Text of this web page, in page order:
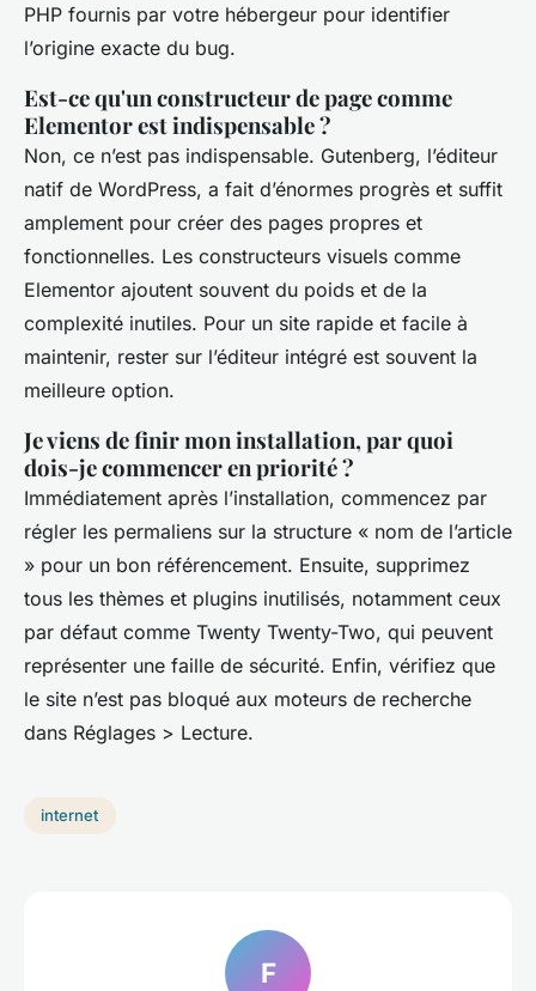
PHP fournis par votre hébergeur pour identifier
l’origine exacte du bug.
Est-ce qu'un constructeur de page comme
Elementor est indispensable ?
Non, ce n’est pas indispensable. Gutenberg, l’éditeur
natif de WordPress, a fait d’énormes progrès et suffit
amplement pour créer des pages propres et
fonctionnelles. Les constructeurs visuels comme
Elementor ajoutent souvent du poids et de la
complexité inutiles. Pour un site rapide et facile à
maintenir, rester sur l’éditeur intégré est souvent la
meilleure option.
Je viens de finir mon installation, par quoi
dois-je commencer en priorité ?
Immédiatement après l’installation, commencez par
régler les permaliens sur la structure « nom de l’article
» pour un bon référencement. Ensuite, supprimez
tous les thèmes et plugins inutilisés, notamment ceux
par défaut comme Twenty Twenty-Two, qui peuvent
représenter une faille de sécurité. Enfin, vérifiez que
le site n’est pas bloqué aux moteurs de recherche
dans Réglages > Lecture.
internet
F